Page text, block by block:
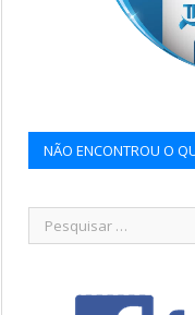
NÃO ENCONTROU O